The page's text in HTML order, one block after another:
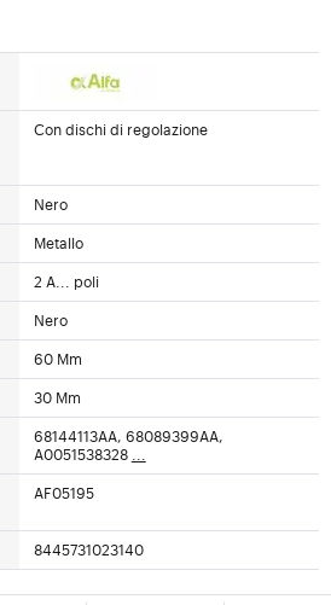
Con dischi di regolazione
Nero
Metallo
2 A... poli
Nero
60 Mm
30 Mm
68144113AA, 68089399AA,
A0051538328 ...
AF05195
8445731023140